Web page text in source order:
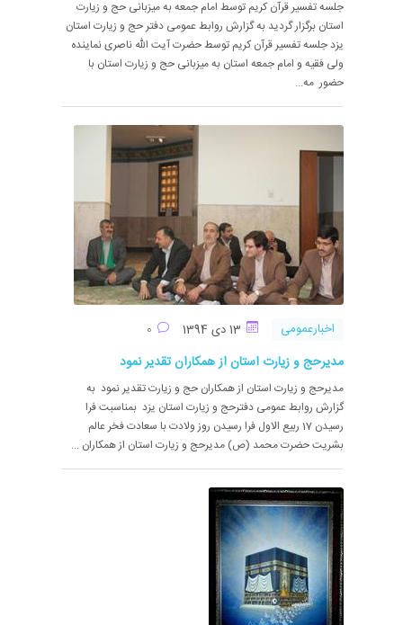
جلسه تفسیر قرآن کریم توسط امام جمعه به میزبانی حج و زیارت
استان برگزار گردید به گزارش روابط عمومی دفتر حج و زیارت استان
یزد جلسه تفسیر قرآن کریم توسط حضرت آیت الله ناصری نماینده
ولی فقیه و امام جمعه استان به میزبانی حج و زیارت استان با
حضور مه...
اخبارعمومی
مدیرحج و زیارت استان از همکاران تقدیر نمود
مدیرحج و زیارت استان از همکاران حج و زیارت تقدیر نمود به
گزارش روابط عمومی دفترحج و زیارت استان یزد بمناسبت فرا
رسیدن 17 ربیع الاول فرا رسیدن روز ولادت با سعادت فخر عالم
بشریت حضرت محمد (ص) مدیرحج و زیارت استان از همکاران ...